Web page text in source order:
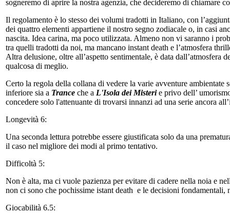
sogneremo di aprire la nostra agenzia, che decideremo di chiamare
Il regolamento è lo stesso dei volumi tradotti in Italiano, con
dei quattro elementi appartiene il nostro segno zodiacale o, in casi
nascita. Idea carina, ma poco utilizzata. Almeno non vi saranno i
tra quelli tradotti da noi, ma mancano instant death e l’atmosfera
Altra delusione, oltre all’aspetto sentimentale, è data dall’atmosfera
qualcosa di meglio.
Certo la regola della collana di vedere la varie avventure
inferiore sia a Trance che a L'Isola dei Misterie privo dell’
concedere solo l'attenuante di trovarsi innanzi ad una serie ancora
Longevità 6:
Una seconda lettura potrebbe essere giustificata solo da una
il caso nel migliore dei modi al primo tentativo.
Difficoltà 5:
Non è alta, ma ci vuole pazienza per evitare di cadere nella noia e
non ci sono che pochissime istant death e le decisioni
Giocabilità 6.5: